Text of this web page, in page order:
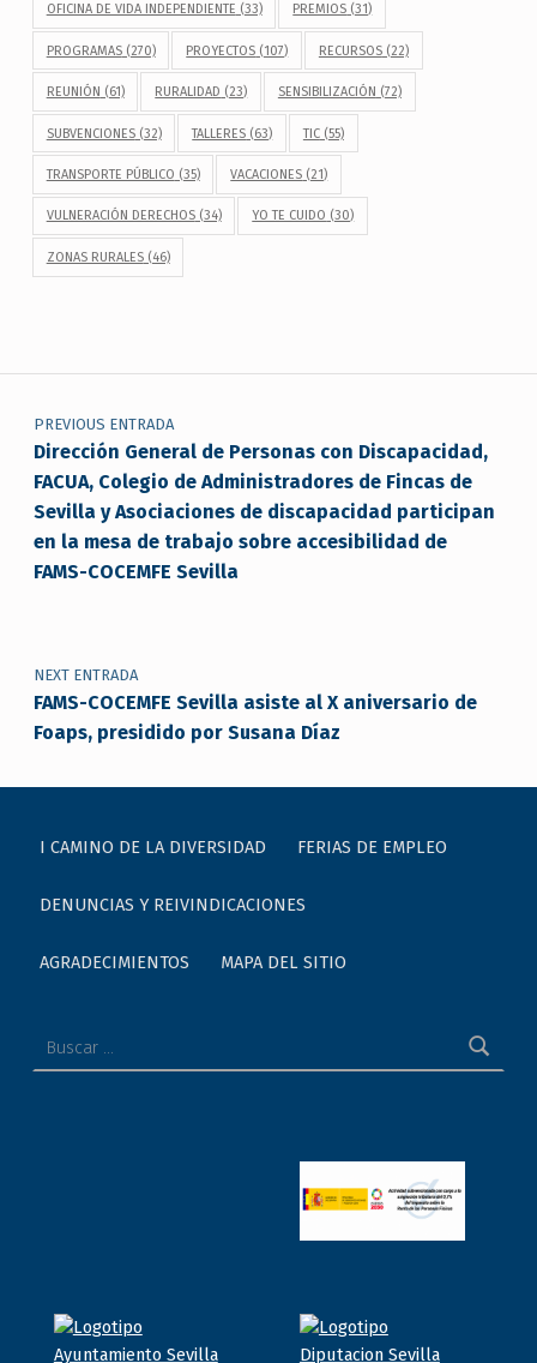
OFICINA DE VIDA INDEPENDIENTE (33) PREMIOS (31)
PROGRAMAS(270) PROYECTOS (107) RECURSOS(22)
REUNIÓN (61) RURALIDAD (23) SENSIBILIZACIÓN (72)
SUBVENCIONES(32) TALLERES (63) TIC(55)
TRANSPORTE PÚBLICO (35) VACACIONES (21)
VULNERACIÓN DERECHOS(34) YO TE CUIDO (30)
ZONAS RURALES(46)
Navegación de entradas
PREVIOUS ENTRADA
Dirección General de Personas con Discapacidad,
FACUA, Colegio de Administradores de Fincas de
Sevilla y Asociaciones de discapacidad participan
en la mesa de trabajo sobre accesibilidad de
FAMS-COCEMFE Sevilla
NEXT ENTRADA
FAMS-COCEMFE Sevilla asiste al X aniversario de
Foaps, presidido por Susana Díaz
I CAMINO DE LA DIVERSIDAD FERIAS DE EMPLEO
DENUNCIAS Y REIVINDICACIONES
AGRADECIMIENTOS MAPA DEL SITIO